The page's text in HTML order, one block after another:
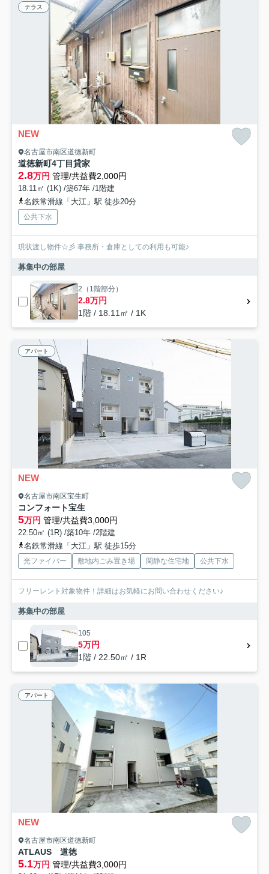
テラス
NEW
名古屋市南区道徳新町
道徳新町4丁目貸家
2.8万円 管理/共益費2,000円
18.11㎡ (1K) /築67年 /1階建
名鉄常滑線「大江」駅 徒歩20分
公共下水
現状渡し物件☆彡 事務所・倉庫としての利用も可能♪
募集中の部屋
2（1階部分）
2.8万円
1階 / 18.11㎡ / 1K
アパート
NEW
名古屋市南区宝生町
コンフォート宝生
5万円 管理/共益費3,000円
22.50㎡ (1R) /築10年 /2階建
名鉄常滑線「大江」駅 徒歩15分
光ファイバー 敷地内ごみ置き場 閑静な住宅地 公共下水
フリーレント対象物件！詳細はお気軽にお問い合わせください♪
募集中の部屋
105
5万円
1階 / 22.50㎡ / 1R
アパート
NEW
名古屋市南区道徳新町
ATLAUS 道徳
5.1万円 管理/共益費3,000円